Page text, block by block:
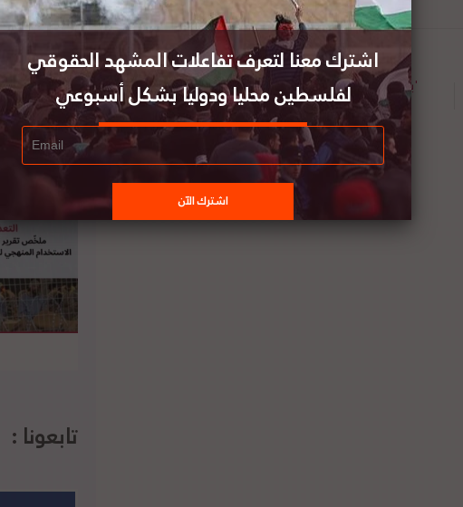
'بتسليم' تندد بسياسة النقل القسريّ للسكّان
الفلسطينيّين والاستيلاء على أراضيهم
تابعونا :
اشترك معنا لتعرف تفاعلات المشهد الحقوقي
لفلسطين محليا ودوليا بشكل أسبوعي